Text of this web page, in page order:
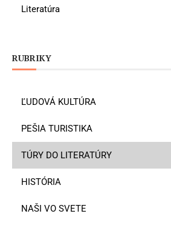
Literatúra
RUBRIKY
ĽUDOVÁ KULTÚRA
PEŠIA TURISTIKA
TÚRY DO LITERATÚRY
HISTÓRIA
NAŠI VO SVETE